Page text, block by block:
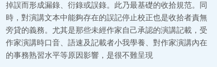
掉誤而形成漏錄、衍錄或誤錄。此乃最基礎的收拾規范。同
時，對演講文本中能夠存在的誤記停止校正也是收拾者責無
旁貸的義務。尤其是那些未經作家自己承認的演講記載，受
作家演講時口音、語速及記載者小我學養、對作家演講內在
的事務熟習水平等原因影響，是很不難呈現